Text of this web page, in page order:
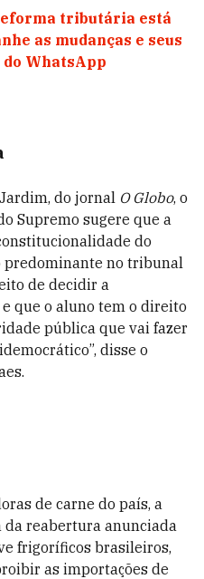
tributária está
as mudanças e seus
WhatsApp
do jornal O Globo, o
Supremo sugere que a
do
predominante no tribunal
de decidir a
que o aluno tem o direito
pública que vai fazer
disse o
de carne do país, a
da reabertura anunciada
frigoríficos brasileiros,
as importações de